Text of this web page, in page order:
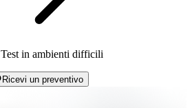
Test in ambienti difficili
Ricevi un preventivo